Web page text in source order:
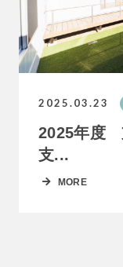
2025.03.23
2025年度
支...
MORE